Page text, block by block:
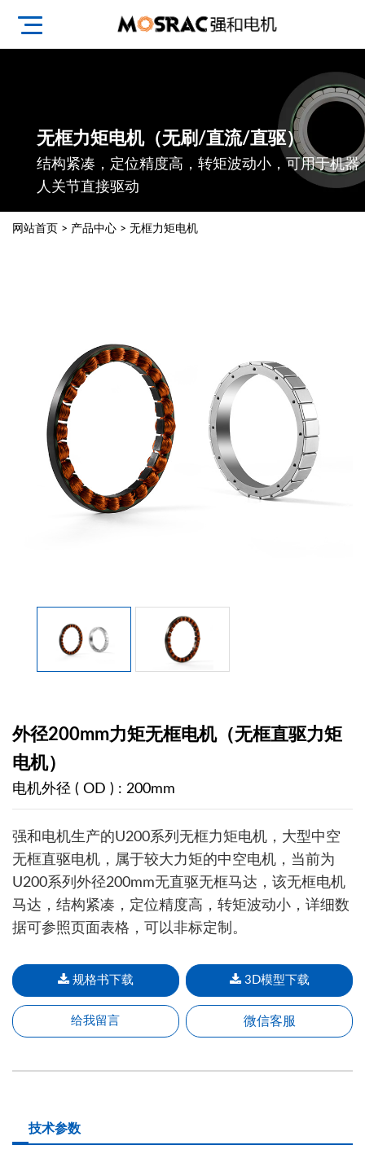
无框力矩电机（无刷/直流/直驱）
结构紧凑，定位精度高，转矩波动小，可用于机器
人关节直接驱动
网站首页 > 产品中心 > 无框力矩电机
外径200mm力矩无框电机（无框直驱力矩
电机）
电机外径 ( OD ) : 200mm
强和电机生产的U200系列无框力矩电机，大型中空
无框直驱电机，属于较大力矩的中空电机，当前为
U200系列外径200mm无直驱无框马达，该无框电机
马达，结构紧凑，定位精度高，转矩波动小，详细数
据可参照页面表格，可以非标定制。
规格书下载 3D模型下载
给我留言 微信客服
技术参数